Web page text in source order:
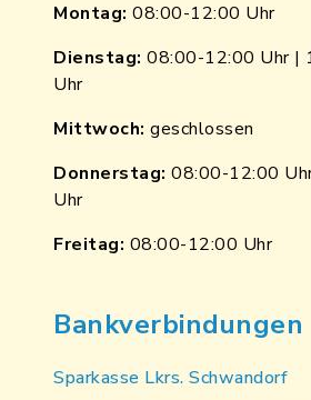
Montag: 08:00-12:00 Uhr
Dienstag: 08:00-12:00 Uhr |
Uhr
Mittwoch: geschlossen
Donnerstag: 08:00-12:00
Uhr
Freitag: 08:00-12:00 Uhr
Bankverbindungen
Sparkasse Lkrs. Schwandorf